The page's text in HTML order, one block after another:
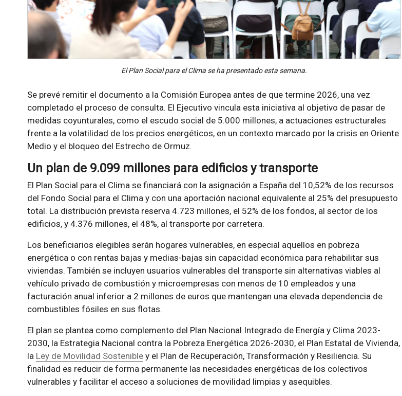
El Plan Social para el Clima se ha presentado esta semana.
Se prevé remitir el documento a la Comisión Europea antes de que termine 2026, una vez
completado el proceso de consulta. El Ejecutivo vincula esta iniciativa al objetivo de pasar de
medidas coyunturales, como el escudo social de 5.000 millones, a actuaciones estructurales
frente a la volatilidad de los precios energéticos, en un contexto marcado por la crisis en Oriente
Medio y el bloqueo del Estrecho de Ormuz.
Un plan de 9.099 millones para edificios y transporte
El Plan Social para el Clima se financiará con la asignación a España del 10,52% de los recursos
del Fondo Social para el Clima y con una aportación nacional equivalente al 25% del presupuesto
total. La distribución prevista reserva 4.723 millones, el 52% de los fondos, al sector de los
edificios, y 4.376 millones, el 48%, al transporte por carretera.
Los beneficiarios elegibles serán hogares vulnerables, en especial aquellos en pobreza
energética o con rentas bajas y medias-bajas sin capacidad económica para rehabilitar sus
viviendas. También se incluyen usuarios vulnerables del transporte sin alternativas viables al
vehículo privado de combustión y microempresas con menos de 10 empleados y una
facturación anual inferior a 2 millones de euros que mantengan una elevada dependencia de
combustibles fósiles en sus flotas.
El plan se plantea como complemento del Plan Nacional Integrado de Energía y Clima 2023-
2030, la Estrategia Nacional contra la Pobreza Energética 2026-2030, el Plan Estatal de Vivienda,
la Ley de Movilidad Sostenibley el Plan de Recuperación, Transformación y Resiliencia. Su
finalidad es reducir de forma permanente las necesidades energéticas de los colectivos
vulnerables y facilitar el acceso a soluciones de movilidad limpias y asequibles.